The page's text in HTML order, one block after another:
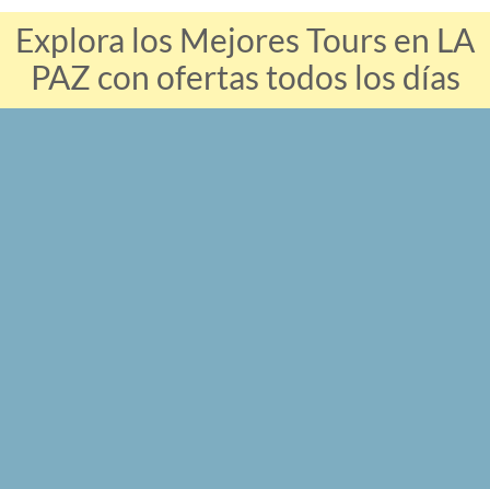
Explora los Mejores Tours en LA
PAZ con ofertas todos los días